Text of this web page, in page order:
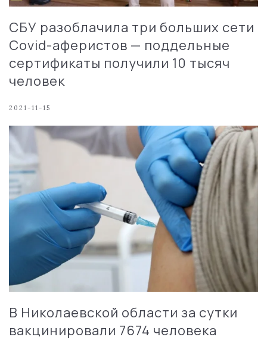
СБУ разоблачила три больших сети
Covid-аферистов — поддельные
сертификаты получили 10 тысяч
человек
2021-11-15
В Николаевской области за сутки
вакцинировали 7674 человека